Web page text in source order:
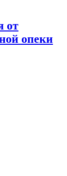
от
опеки